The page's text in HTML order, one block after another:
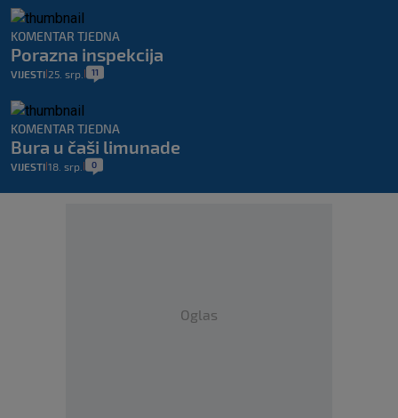
KOMENTAR TJEDNA
Porazna inspekcija
VIJESTI 25. srp. 11
KOMENTAR TJEDNA
Bura u čaši limunade
VIJESTI 18. srp. 0
Oglas